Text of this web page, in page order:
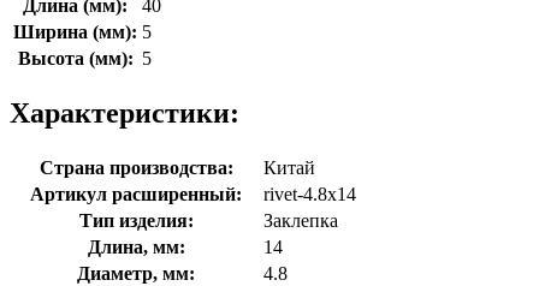
Длина (мм):
40
Ширина (мм): 5
Высота (мм): 5
Характеристики:
Страна производства:
Китай
Артикул расширенный:
rivet-4.8х14
Тип изделия:
Заклепка
Длина, мм:
14
Диаметр, мм:
4.8